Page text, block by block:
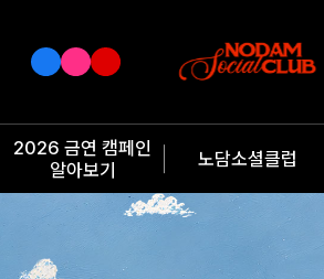
2026 금연 캠페인
알아보기
노담소셜클럽